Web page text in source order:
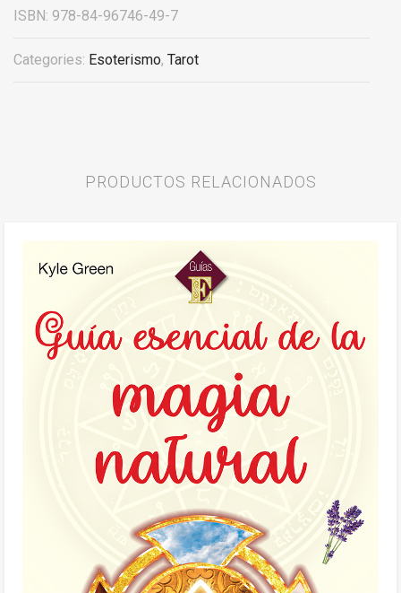
ISBN: 978-84-96746-49-7
Categories: Esoterismo, Tarot
PRODUCTOS RELACIONADOS